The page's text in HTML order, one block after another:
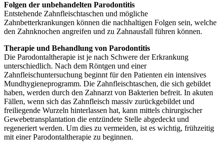
Folgen der unbehandelten Parodontitis
Entstehende Zahnfleischtaschen und mögliche
Zahnbetterkrankungen können die nachhaltigen Folgen sein, welche
den Zahnknochen angreifen und zu Zahnausfall führen können.
Therapie und Behandlung von Parodontitis
Die Parodontaltherapie ist je nach Schwere der Erkrankung
unterschiedlich. Nach dem Röntgen und einer
Zahnfleischuntersuchung beginnt für den Patienten ein intensives
Mundhygieneprogramm. Die Zahnfleischtaschen, die sich gebildet
haben, werden durch den Zahnarzt von Bakterien befreit. In akuten
Fällen, wenn sich das Zahnfleisch massiv zurückgebildet und
freiliegende Wurzeln hinterlassen hat, kann mittels chirurgischer
Gewebetransplantation die entzündete Stelle abgedeckt und
regeneriert werden. Um dies zu vermeiden, ist es wichtig, frühzeitig
mit einer Parodontaltherapie zu beginnen.